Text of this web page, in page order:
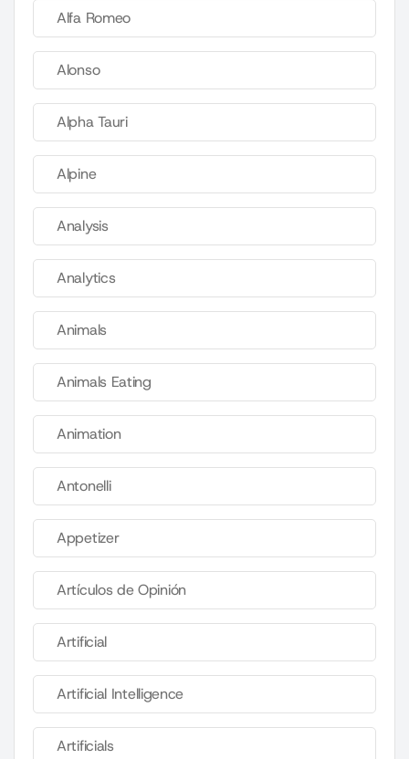
Alfa Romeo
Alonso
Alpha Tauri
Alpine
Analysis
Analytics
Animals
Animals Eating
Animation
Antonelli
Appetizer
Artículos de Opinión
Artificial
Artificial Intelligence
Artificials